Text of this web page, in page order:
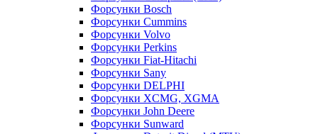
Форсунки Bosch
Форсунки Cummins
Форсунки Volvo
Форсунки Perkins
Форсунки Fiat-Hitachi
Форсунки Sany
Форсунки DELPHI
Форсунки XCMG, XGMA
Форсунки John Deere
Форсунки Sunward